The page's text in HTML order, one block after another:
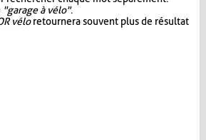
"garage à vélo".
véloretournera souvent plus de résultat